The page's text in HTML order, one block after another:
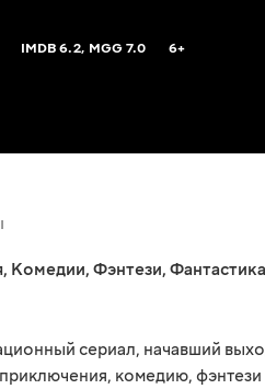
IMDB6.2, MGG7.0 6+
, Комедии, Фэнтези, Фантастика
сериал, начавший
комедию, фэнтези